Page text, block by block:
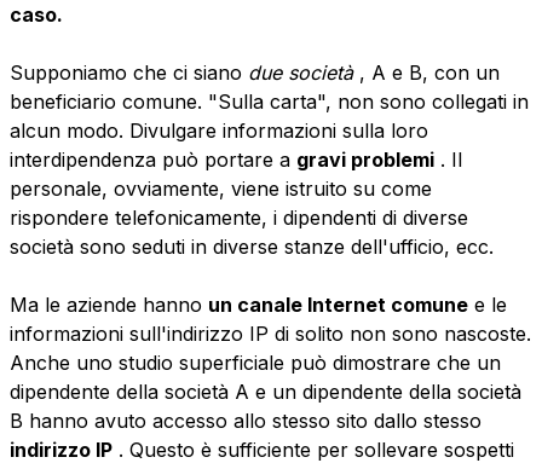
caso.
Supponiamo che ci siano due società , A e B, con un
beneficiario comune. "Sulla carta", non sono collegati in
alcun modo. Divulgare informazioni sulla loro
interdipendenza può portare a gravi problemi . Il
personale, ovviamente, viene istruito su come
rispondere telefonicamente, i dipendenti di diverse
società sono seduti in diverse stanze dell'ufficio, ecc.
Ma le aziende hanno un canale Internet comune e le
informazioni sull'indirizzo IP di solito non sono nascoste.
Anche uno studio superficiale può dimostrare che un
dipendente della società A e un dipendente della società
B hanno avuto accesso allo stesso sito dallo stesso
indirizzo IP . Questo è sufficiente per sollevare sospetti